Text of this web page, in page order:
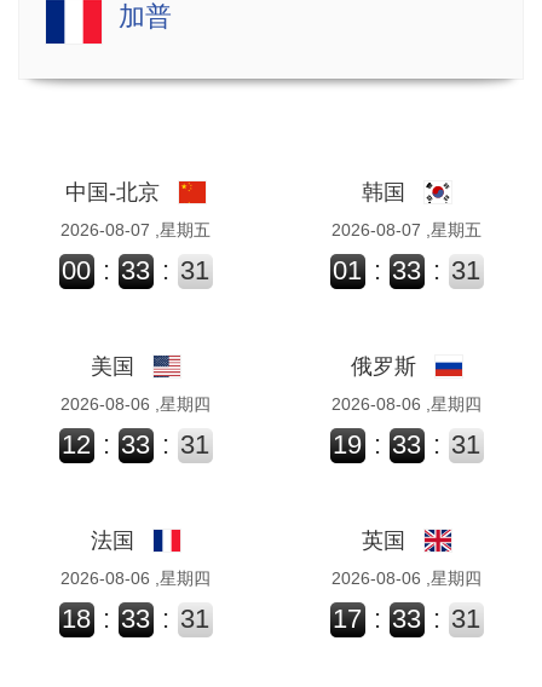
加普
中国-北京
2026-08-07 ,星期五
00 : 33 : 31
韩国
2026-08-07 ,星期五
01 : 33 : 31
美国
2026-08-06 ,星期四
12 : 33 : 31
俄罗斯
2026-08-06 ,星期四
19 : 33 : 31
法国
2026-08-06 ,星期四
18 : 33 : 31
英国
2026-08-06 ,星期四
17 : 33 : 31